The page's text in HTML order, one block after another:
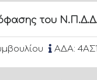
του
ΑΔΑ: